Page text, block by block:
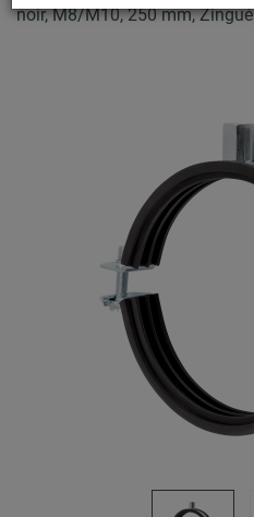
noir, M8/M10, 250 mm, Zingué